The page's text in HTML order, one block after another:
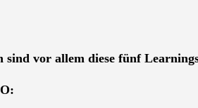
sind vor allem diese fünf